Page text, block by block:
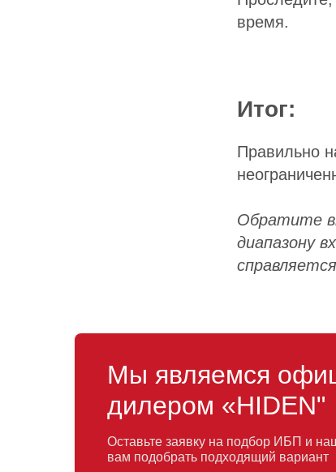
время.
Итог:
Правильно
Обратите
диапазону
Мы являемся
дилером «HIDEN"
Оставьте заявку на подбор ИБП и
вам подобрать подходящий вариант